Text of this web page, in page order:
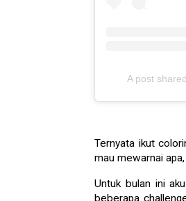
A post
Ternyata ikut
mau mewarnai
Untuk bulan ini
beberapa